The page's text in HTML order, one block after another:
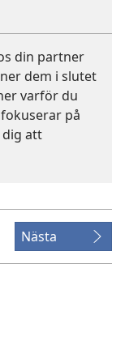
din partner
dem i slutet
varför du
på
att
Nästa